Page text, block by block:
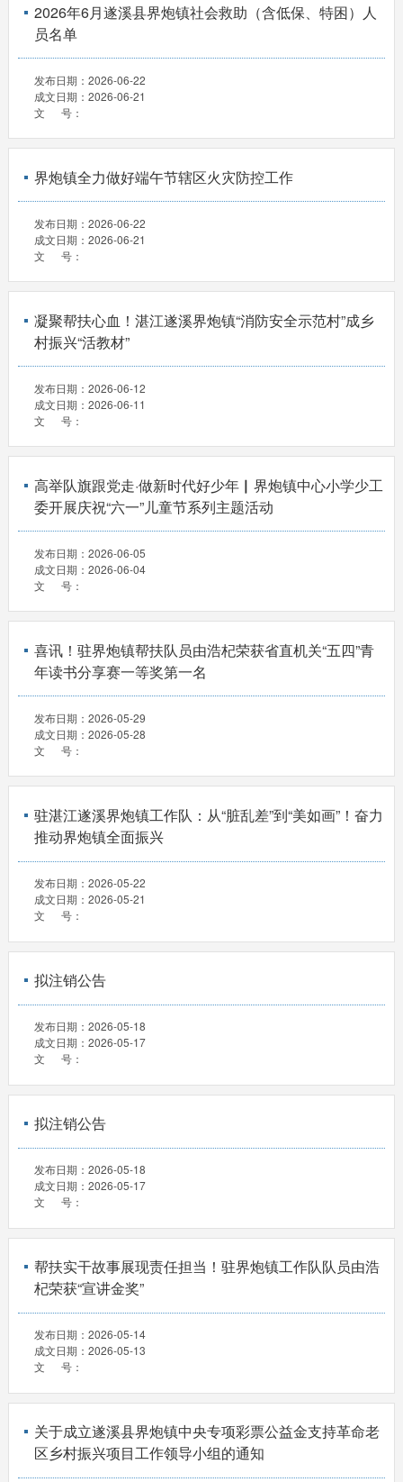
2026年6月遂溪县界炮镇社会救助（含低保、特困）人
员名单
发布日期： 2026-06-22
成文日期： 2026-06-21
文 号：
界炮镇全力做好端午节辖区火灾防控工作
发布日期： 2026-06-22
成文日期： 2026-06-21
文 号：
凝聚帮扶心血！湛江遂溪界炮镇“消防安全示范村”成乡
村振兴“活教材”
发布日期： 2026-06-12
成文日期： 2026-06-11
文 号：
高举队旗跟党走·做新时代好少年▏界炮镇中心小学少工
委开展庆祝“六一”儿童节系列主题活动
发布日期： 2026-06-05
成文日期： 2026-06-04
文 号：
喜讯！驻界炮镇帮扶队员由浩杞荣获省直机关“五四”青
年读书分享赛一等奖第一名
发布日期： 2026-05-29
成文日期： 2026-05-28
文 号：
驻湛江遂溪界炮镇工作队：从“脏乱差”到“美如画”！奋力
推动界炮镇全面振兴
发布日期： 2026-05-22
成文日期： 2026-05-21
文 号：
拟注销公告
发布日期： 2026-05-18
成文日期： 2026-05-17
文 号：
拟注销公告
发布日期： 2026-05-18
成文日期： 2026-05-17
文 号：
帮扶实干故事展现责任担当！驻界炮镇工作队队员由浩
杞荣获“宣讲金奖”
发布日期： 2026-05-14
成文日期： 2026-05-13
文 号：
关于成立遂溪县界炮镇中央专项彩票公益金支持革命老
区乡村振兴项目工作领导小组的通知